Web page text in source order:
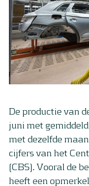
De productie van
juni met
met dezelfde
cijfers van het
(CBS). Vooral de
heeft een